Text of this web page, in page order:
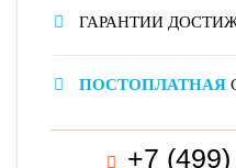
ГАРАНТИИ
ПОСТОПЛАТНАЯ
+7